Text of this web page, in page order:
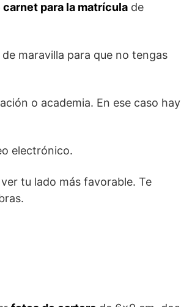
para la matrícula de
maravilla para que no tengas
o academia. En ese caso hay
electrónico.
tu lado más favorable. Te